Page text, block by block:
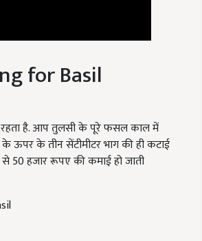
for Basil
है. आप तुलसी के पूरे फसल काल में
के तीन सेंटीमीटर भाग की ही कटाई
50 हजार रूपए की कमाई हो जाती